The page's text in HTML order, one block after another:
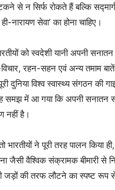
से न सिर्फ रोकते हैं बल्कि
नारायण सेवा’ का होना चाहिए।
को स्वदेशी यानी अपनी
रहन-सहन एवं अन्य तमाम
दुनिया विश्व स्वास्थ्य संगठन की
समझ में आ गया कि अपनी
नहीं है।
भारतीयों ने पूरी तरह पालन
वैश्विक संक्रामक बीमारी से
की तरफ लौटने का स्पष्ट रूप से